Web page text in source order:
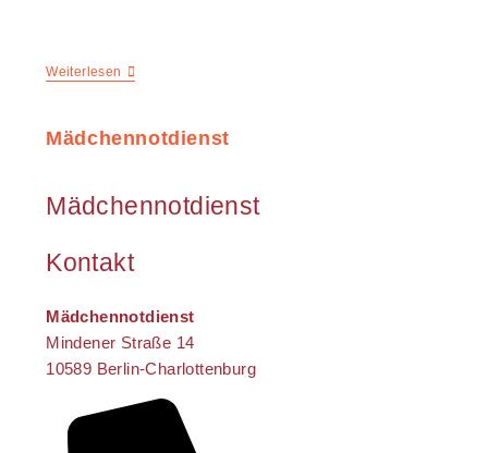
Weiterlesen
Mädchennotdienst
Mädchennotdienst
Kontakt
Mädchennotdienst
Mindener Straße 14
10589 Berlin-Charlottenburg